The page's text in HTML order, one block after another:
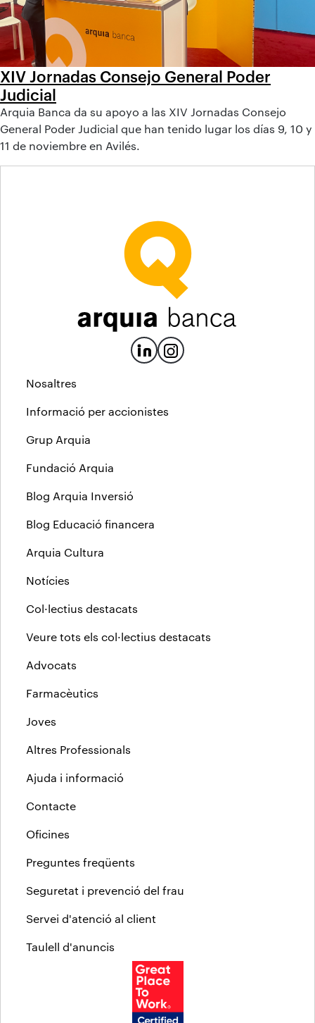
XIV Jornadas Consejo General Poder
Judicial
Arquia Banca da su apoyo a las XIV Jornadas Consejo
General Poder Judicial que han tenido lugar los días 9, 10 y
11 de noviembre en Avilés.
Nosaltres
Informació per accionistes
Grup Arquia
Fundació Arquia
Blog Arquia Inversió
Blog Educació financera
Arquia Cultura
Notícies
Col·lectius destacats
Veure tots els col·lectius destacats
Advocats
Farmacèutics
Joves
Altres Professionals
Ajuda i informació
Contacte
Oficines
Preguntes freqüents
Seguretat i prevenció del frau
Servei d'atenció al client
Taulell d'anuncis